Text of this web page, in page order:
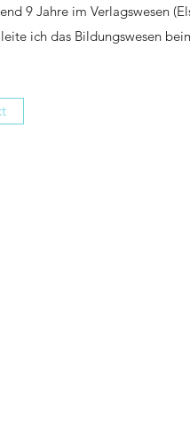
9 Jahre im Verlagswesen
ich das Bildungswesen